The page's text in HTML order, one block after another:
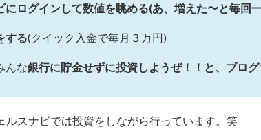
にログインして数値を眺める(あ、増えた〜と毎回
する(クイック入金で毎月３万円)
んな銀行に貯金せずに投資しようぜ！！と、ブロ
ルスナビでは投資をしながら行っています。笑